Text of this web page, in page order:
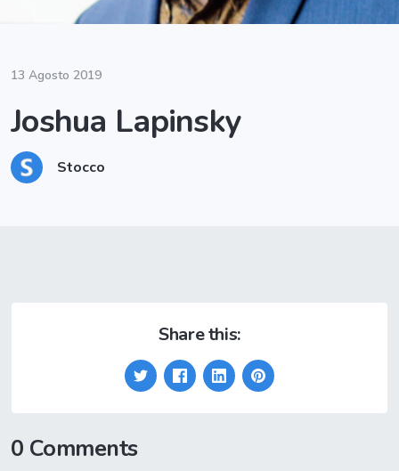
13 Agosto 2019
Joshua Lapinsky
Stocco
Share this:
0 Comments